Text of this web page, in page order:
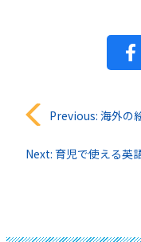
投
稿
Previous: 海外の絵文
Next: 育児で使える英語フレーズ集